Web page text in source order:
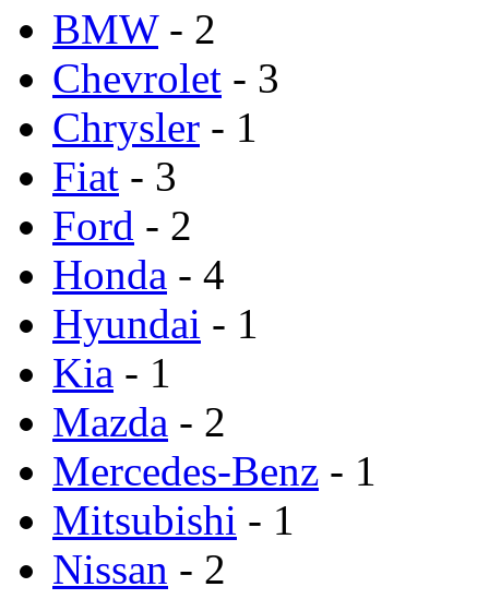
BMW- 2
Chevrolet - 3
Chrysler - 1
Fiat - 3
Ford - 2
Honda - 4
Hyundai - 1
Kia - 1
Mazda - 2
Mercedes-Benz - 1
Mitsubishi - 1
Nissan - 2